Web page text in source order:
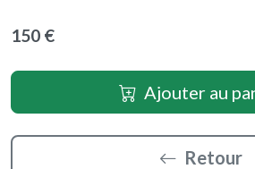
150 €
Ajouter au
Retour